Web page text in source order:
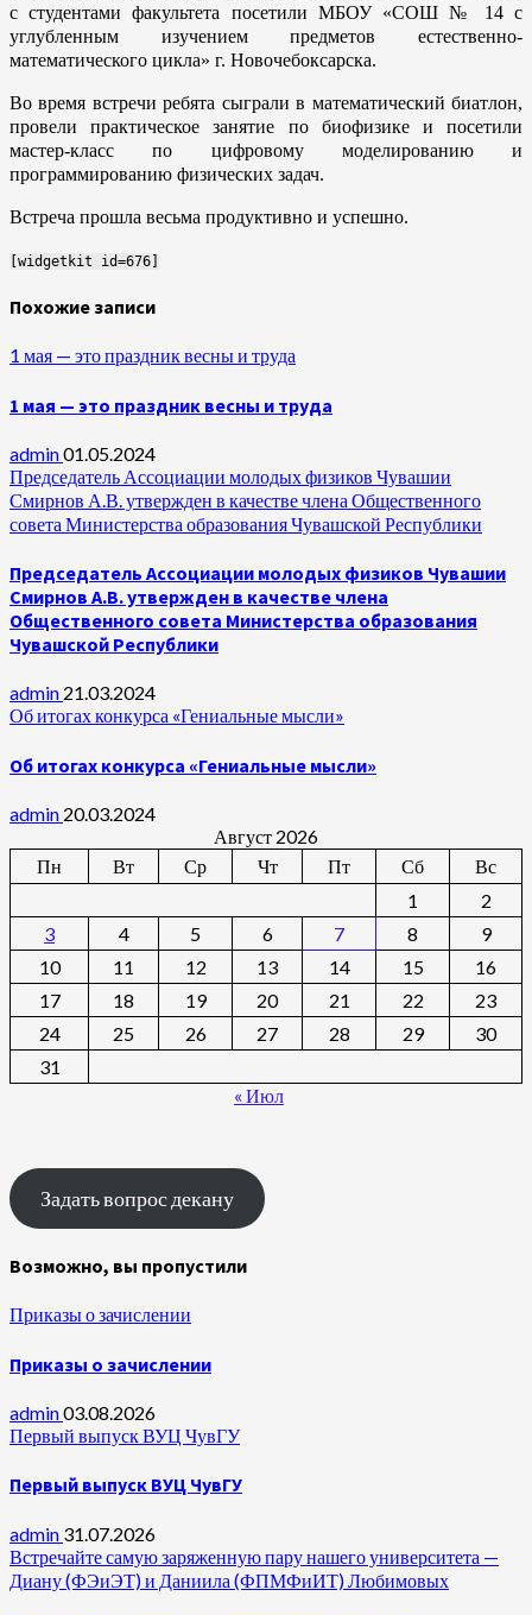
с студентами факультета посетили МБОУ «СОШ № 14 с
углубленным изучением предметов естественно-
математического цикла» г. Новочебоксарска.
Во время встречи ребята сыграли в математический биатлон,
провели практическое занятие по биофизике и посетили
мастер-класс по цифровому моделированию и
программированию физических задач.
Встреча прошла весьма продуктивно и успешно.
[widgetkit id=676]
Похожие записи
1 мая — это праздник весны и труда
1 мая — это праздник весны и труда
admin01.05.2024
Председатель Ассоциации молодых физиков Чувашии
Смирнов А.В. утвержден в качестве члена Общественного
совета Министерства образования Чувашской Республики
Председатель Ассоциации молодых физиков Чувашии
Смирнов А.В. утвержден в качестве члена
Общественного совета Министерства образования
Чувашской Республики
admin 21.03.2024
Об итогах конкурса «Гениальные мысли»
Об итогах конкурса «Гениальные мысли»
admin 20.03.2024
Август 2026
Пн
Вт Ср Чт Пт Сб
Вс
1
2
3
4 5 6 7 8
9
10
11 12 13 14 15
16
17
18 19 20 21 22
23
24
25 26 27 28 29
30
31
« Июл
Задать вопрос декану
Возможно, вы пропустили
Приказы о зачислении
Приказы о зачислении
admin03.08.2026
Первый выпуск ВУЦ ЧувГУ
Первый выпуск ВУЦ ЧувГУ
admin 31.07.2026
Встречайте самую заряженную пару нашего университета —
Диану (ФЭиЭТ) и Даниила (ФПМФиИТ) Любимовых